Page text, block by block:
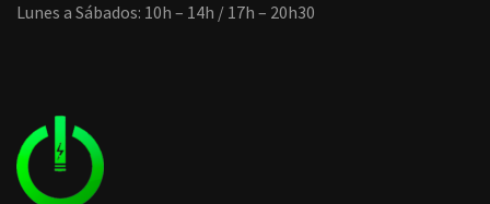
Lunes a Sábados: 10h – 14h / 17h – 20h30